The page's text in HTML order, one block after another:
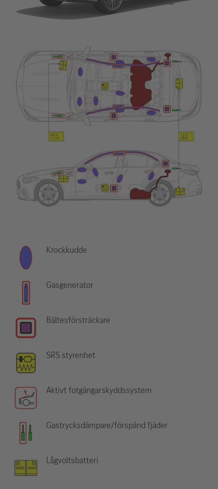
Krockkudde
Gasgenerator
Bältesförsträckare
SRS styrenhet
Aktivt fotgängarskyddssystem
Gastrycksdämpare/förspänd fjäder
Lågvoltsbatteri